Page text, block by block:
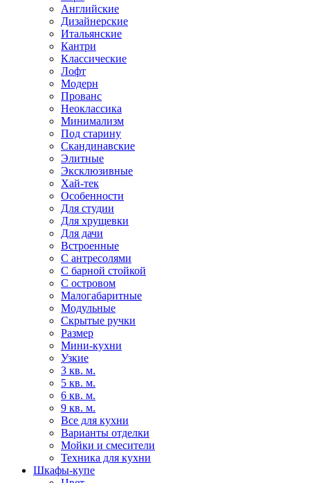
Английские
Дизайнерские
Итальянские
Кантри
Классические
Лофт
Модерн
Прованс
Неоклассика
Минимализм
Под старину
Скандинавские
Элитные
Эксклюзивные
Хай-тек
Особенности
Для студии
Для хрущевки
Для дачи
Встроенные
С антресолями
С барной стойкой
С островом
Малогабаритные
Модульные
Скрытые ручки
Размер
Мини-кухни
Узкие
3 кв. м.
5 кв. м.
6 кв. м.
9 кв. м.
Все для кухни
Варианты отделки
Мойки и смесители
Техника для кухни
Шкафы-купе